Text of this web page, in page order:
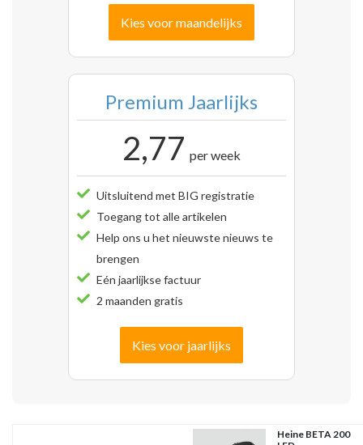
Kies voor maandelijks
Premium Jaarlijks
2,77 per week
Uitsluitend met BIG registratie
Toegang tot alle artikelen
Help ons u het nieuwste nieuws te
brengen
Eén jaarlijkse factuur
2 maanden gratis
Kies voor jaarlijks
Heine BETA 200